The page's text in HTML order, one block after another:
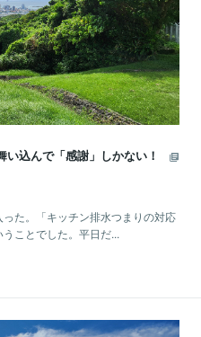
込んで「感謝」しかない！
た。「キッチン排水つまりの対応
ことでした。平日だ...